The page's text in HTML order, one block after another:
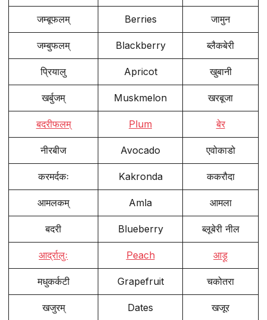
जम्बूफलम् Berries जामुन
जम्बुफलम् Blackberry ब्लैकबेरी
प्रियालु Apricot खुबानी
खर्बुजम् Muskmelon खरबूजा
बदरीफलम् Plum बेर
नीरबीज Avocado एवोकाडो
करमर्दकः Kakronda ककरौदा
आमलकम् Amla आमला
बदरी Blueberry ब्लूबेरी नील
आर्द्रालुः Peach आड़ू
मधुकर्कटी Grapefruit चकोतरा
खजुरम् Dates खजूर